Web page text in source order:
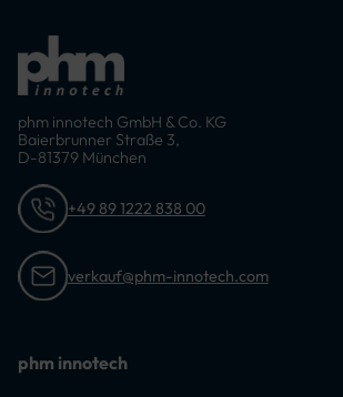
phm innotech GmbH & Co. KG
Baierbrunner Straße 3,
D-81379 München
+49 89 1222 838 00
verkauf@phm-innotech.com
phm innotech